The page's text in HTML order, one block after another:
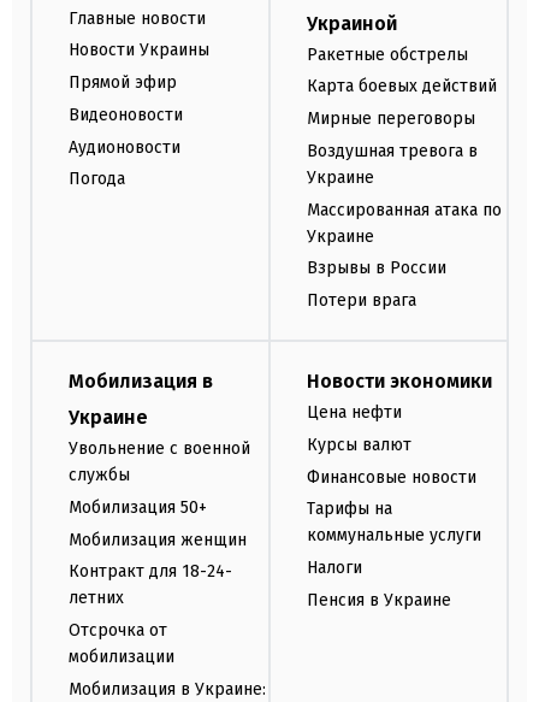
Главные новости
Новости Украины
Прямой эфир
Видеоновости
Аудионовости
Погода
Украиной
Ракетные обстрелы
Карта боевых действий
Мирные переговоры
Воздушная тревога в
Украине
Массированная атака по
Украине
Взрывы в России
Потери врага
Мобилизация в
Украине
Увольнение с военной
службы
Мобилизация 50+
Мобилизация женщин
Контракт для 18-24-
летних
Отсрочка от
мобилизации
Мобилизация в Украине:
Новости экономики
Цена нефти
Курсы валют
Финансовые новости
Тарифы на
коммунальные услуги
Налоги
Пенсия в Украине